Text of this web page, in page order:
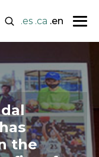
.es .ca .en
the